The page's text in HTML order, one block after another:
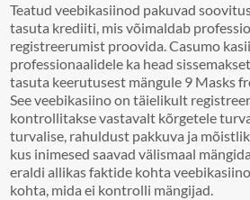
Teatud veebikasiinod pakuvad
tasuta krediiti, mis võimaldab
registreerumist proovida. Casumo
professionaalidele ka head
tasuta keerutusest mängule 9 Masks
See veebikasiino on täielikult
kontrollitakse vastavalt kõrgetele
turvalise, rahuldust pakkuva ja
kus inimesed saavad välismaal
eraldi allikas faktide kohta
kohta, mida ei kontrolli mängijad.